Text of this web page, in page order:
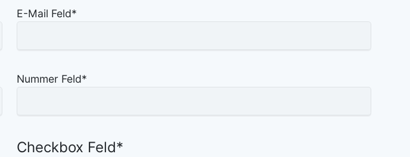
E-Mail Feld*
Nummer Feld*
Checkbox Feld*